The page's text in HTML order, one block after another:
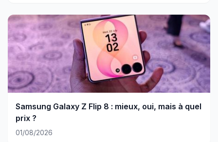
Samsung Galaxy Z Flip 8 : mieux, oui, mais à quel
prix ?
01/08/2026